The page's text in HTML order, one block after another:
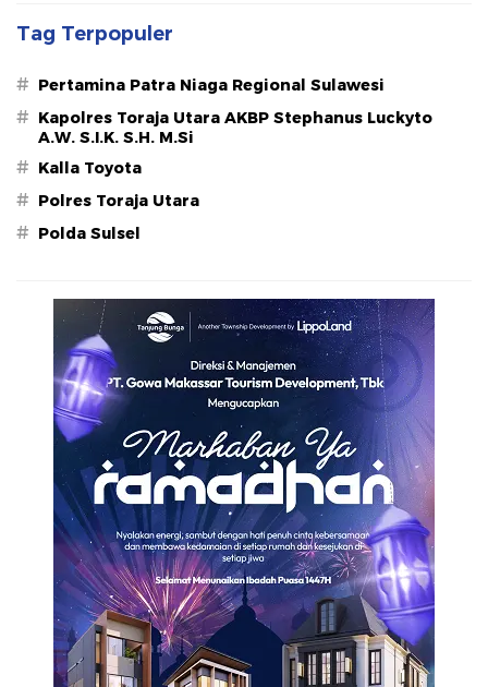
Tag Terpopuler
# Pertamina Patra Niaga Regional Sulawesi
# Kapolres Toraja Utara AKBP Stephanus Luckyto
A.W. S.I.K. S.H. M.Si
# Kalla Toyota
# Polres Toraja Utara
# Polda Sulsel